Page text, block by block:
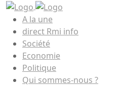
A la une
direct Rmi info
Société
Economie
Politique
Qui sommes-nous ?